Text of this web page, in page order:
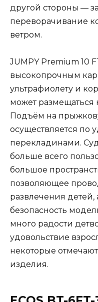
другой стороны —
переворачивание
ветром.
JUMPY Premium 10
высокопрочным
ультрафиолету и
может размещаться
Подъём на
осуществляется по
перекладинами.
больше всего
большое
позволяющее
развлечения детей,
безопасность
много радости
удовольствие
некоторые
изделия.